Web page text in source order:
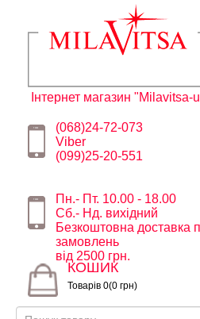
Інтернет магазин "Milavitsa-
(068)24-72-073
Viber
(099)25-20-551
Пн.- Пт. 10.00 - 18.00
Сб.- Нд. вихідний
Безкоштовна доставка
замовлень
від 2500 грн.
КОШИК
Товарів 0(0 грн)